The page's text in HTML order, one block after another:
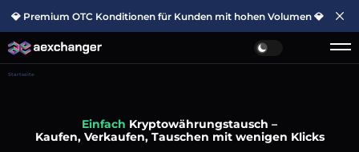
💎 Premium OTC Konditionen für Kunden mit hohen Volumen 💎
Startseite
Einfach Kryptowährungstausch –
Kaufen, Verkaufen, Tauschen mit wenigen Klicks